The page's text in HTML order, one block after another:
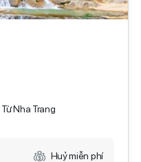
Từ Nha Trang
Huỷ miễn phí